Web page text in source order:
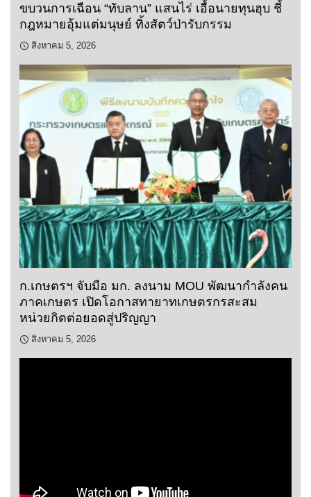
ขบวนการเฉือน “ทับลาน” แสนไร่ เอื้อนายทุนฮุบ ชี้
กฎหมายอุ้มแต่มนุษย์ ทิ้งสัตว์ป่ารับกรรม
สิงหาคม 5, 2026
ก.เกษตรฯ จับมือ มก. ลงนาม MOU พัฒนากำลังคน
ภาคเกษตร เปิดโอกาสทายาทเกษตรกรสะสม
หน่วยกิตต่อยอดสู่ปริญญา
สิงหาคม 5, 2026